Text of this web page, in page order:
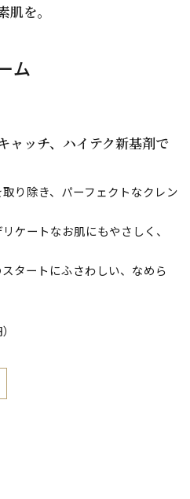
を。
ム
ャッチ、ハイテク新基剤で
り除き、パーフェクトなクレン
ケートなお肌にもやさしく、
タートにふさわしい、なめら